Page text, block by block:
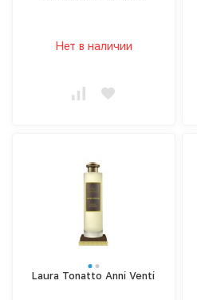
Нет в наличии
Laura Tonatto Anni Venti